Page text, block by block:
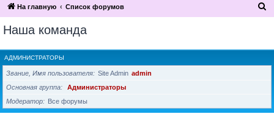
На главную Список форумов
с
к
Наша команда
АДМИНИСТРАТОРЫ
Звание, Имя пользователя Site Admin admin
Основная группа
Администраторы
Модератор
Все форумы